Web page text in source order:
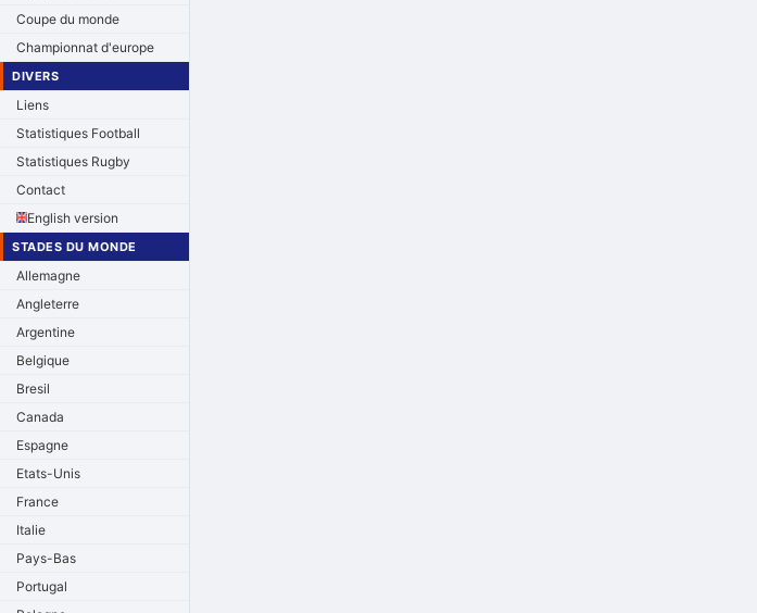
Coupe du monde
Championnat d'europe
DIVERS
Liens
Statistiques Football
Statistiques Rugby
Contact
English version
STADES DU MONDE
Allemagne
Angleterre
Argentine
Belgique
Bresil
Canada
Espagne
Etats-Unis
France
Italie
Pays-Bas
Portugal